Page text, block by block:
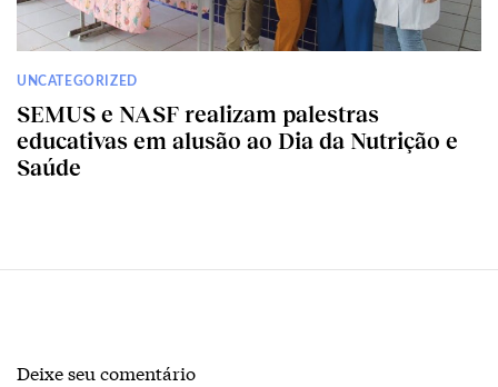
UNCATEGORIZED
SEMUS e NASF realizam palestras
educativas em alusão ao Dia da Nutrição e
Saúde
Deixe seu comentário